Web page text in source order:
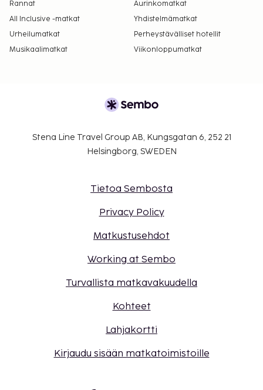
Rannat
Aurinkomatkat
All Inclusive -matkat
Yhdistelmämatkat
Urheilumatkat
Perheystävälliset hotellit
Musikaalimatkat
Viikonloppumatkat
Stena Line Travel Group AB, Kungsgatan 6, 252 21
Helsingborg, SWEDEN
Tietoa Sembosta
Privacy Policy
Matkustusehdot
Working at Sembo
Turvallista matkavakuudella
Kohteet
Lahjakortti
Kirjaudu sisään matkatoimistoille